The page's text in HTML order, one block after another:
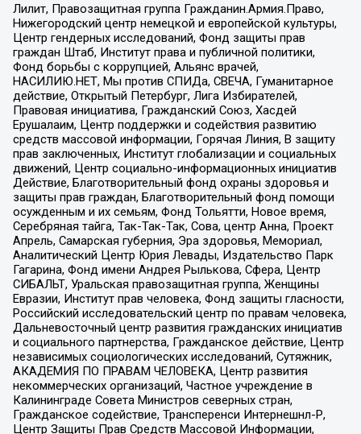
Лилит, Правозащитная группа Гражданин.Армия.Право,
Нижегородский центр немецкой и европейской культуры,
Центр гендерных исследований, Фонд защиты прав
граждан Штаб, Институт права и публичной политики,
Фонд борьбы с коррупцией, Альянс врачей,
НАСИЛИЮ.НЕТ, Мы против СПИДа, СВЕЧА, Гуманитарное
действие, Открытый Петербург, Лига Избирателей,
Правовая инициатива, Гражданский Союз, Хасдей
Ерушалаим, Центр поддержки и содействия развитию
средств массовой информации, Горячая Линия, В защиту
прав заключенных, Институт глобализации и социальных
движений, Центр социально-информационных инициатив
Действие, Благотворительный фонд охраны здоровья и
защиты прав граждан, Благотворительный фонд помощи
осужденным и их семьям, Фонд Тольятти, Новое время,
Серебряная тайга, Так-Так-Так, Сова, центр Анна, Проект
Апрель, Самарская губерния, Эра здоровья, Мемориал,
Аналитический Центр Юрия Левады, Издательство Парк
Гагарина, Фонд имени Андрея Рылькова, Сфера, Центр
СИБАЛЬТ, Уральская правозащитная группа, Женщины
Евразии, Институт прав человека, Фонд защиты гласности,
Российский исследовательский центр по правам человека,
Дальневосточный центр развития гражданских инициатив
и социального партнерства, Гражданское действие, Центр
независимых социологических исследований, Сутяжник,
АКАДЕМИЯ ПО ПРАВАМ ЧЕЛОВЕКА, Центр развития
некоммерческих организаций, Частное учреждение в
Калининграде Совета Министров северных стран,
Гражданское содействие, Трансперенси Интернешнл-Р,
Центр Защиты Прав Средств Массовой Информации,